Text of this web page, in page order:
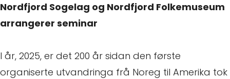
Nordfjord Sogelag og Nordfjord Folkemuseum
arrangerer seminar
I år, 2025, er det 200 år sidan den første
organiserte utvandringa frå Noreg til Amerika tok